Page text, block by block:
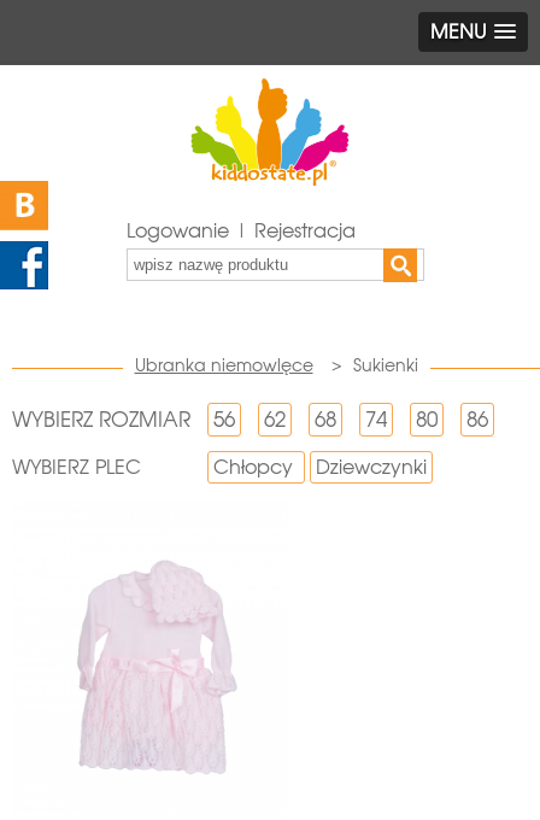
MENU
Logowanie | Rejestracja
Ubranka niemowlęce > Sukienki
WYBIERZ ROZMIAR 56 62 68 74 80 86
WYBIERZ PLEC Chłopcy Dziewczynki